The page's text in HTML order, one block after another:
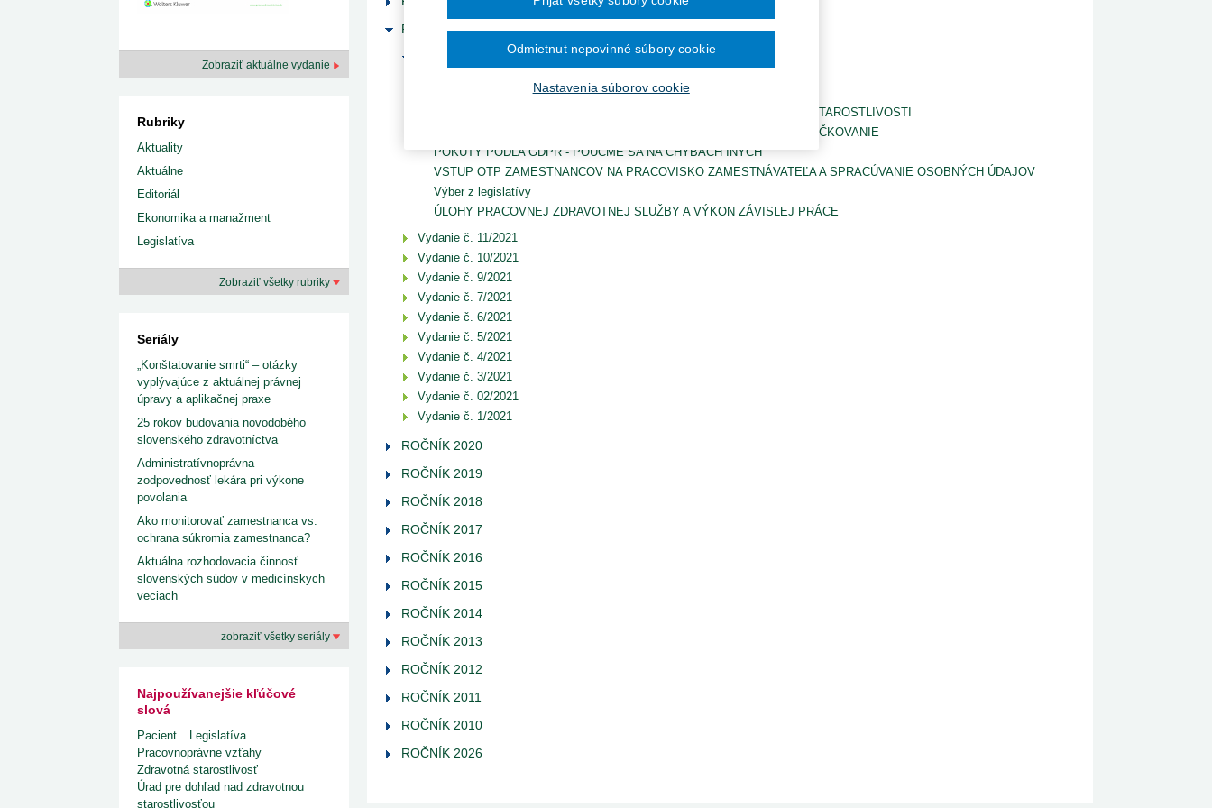
Ministerstvo zdravotníctva zverejnilo aktualizovaný
29. 6. 2026
redakcia
Rezort zdravotníctva zverejnil zoznam
Výzva na podporu dostupnosti zdravotnej
22. 6. 2026
2014
Od 1. augusta 2026 sa začína šesťmesačné prechodné obdobie na
implementáciu nových elektronických služieb v elektronickej zdravotnej
Ročník 2012
Ročník 2011
Ročník 2010
ROČNÍK 2021
Vydanie č. 12/2021
Vitamín D, tzv. vitamín slnka prispieva k zdraviu srdca
ZÁNIK DAŇOVÉHO NEDOPLATKU POSKYTOVATEĽA ZDRAVOTNEJ STAROSTLIVOSTI
ETICKÉ ASPEKTY OČKOVANIA, POVINNÉ VERZUS DOBROVOĽNÉ OČKOVANIE
POKUTY PODĽA GDPR - POUČME SA NA CHYBÁCH INÝCH
VSTUP OTP ZAMESTNANCOV NA PRACOVISKO ZAMESTNÁVATEĽA A SPRACÚVANIE OSOBNÝCH ÚDAJOV
Výber z legislatívy
ÚLOHY PRACOVNEJ ZDRAVOTNEJ SLUŽBY A VÝKON ZÁVISLEJ PRÁCE
Vydanie č. 11/2021
Vydanie č. 10/2021
Vydanie č. 9/2021
Vydanie č. 7/2021
Vydanie č. 6/2021
Vydanie č. 5/2021
Vydanie č. 4/2021
Vydanie č. 3/2021
Vydanie č. 02/2021
Vydanie č. 1/2021
ROČNÍK 2020
ROČNÍK 2019
ROČNÍK 2018
ROČNÍK 2017
ROČNÍK 2016
ROČNÍK 2015
ROČNÍK 2014
ROČNÍK 2013
ROČNÍK 2012
ROČNÍK 2011
ROČNÍK 2010
ROČNÍK 2026
Zobraziť aktuálne vydanie
Rubriky
Aktuality
Aktuálne
Editoriál
Ekonomika a manažment
Legislatíva
Zobraziť všetky rubriky
Seriály
„Konštatovanie smrti“ – otázky
vyplývajúce z aktuálnej právnej
úpravy a aplikačnej praxe
25 rokov budovania novodobého
slovenského zdravotníctva
Administratívnoprávna
zodpovednosť lekára pri výkone
povolania
Ako monitorovať zamestnanca vs.
ochrana súkromia zamestnanca?
Aktuálna rozhodovacia činnosť
slovenských súdov v medicínskych
veciach
zobraziť všetky seriály
Najpoužívanejšie kľúčové
slová
Pacient
Legislatíva
Pracovnoprávne vzťahy
Zdravotná starostlivosť
Úrad pre dohľad nad zdravotnou
starostlivosťou
Nastavenia súborov cookie
Odmietnut nepovinné súbory cookie